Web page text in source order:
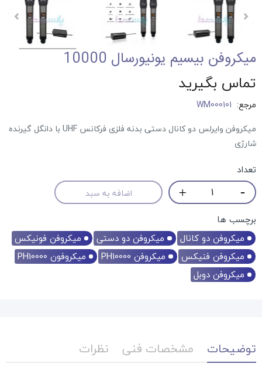
میکروفن بیسیم یونیورسال 10000
تماس بگیرید
مرجع: WM000101
میکروفن وایرلس دو کانال دستی بدنه فلزی فرکانس UHF با دانگل گیرنده
شارژی
تعداد
اضافه به سبد
برچسب ها
میکروفن دو کانال
میکروفن دو دستی
میکروفن فونیکس
میکروفن فنیکس
میکروفن PH10000
میکروفون PH10000
میکروفن دوبل
توضیحات مشخصات فنی نظرات